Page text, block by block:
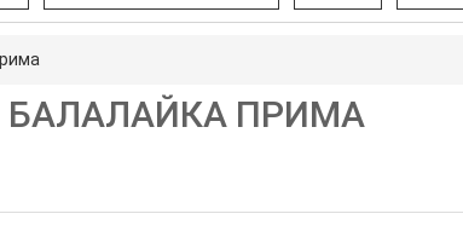
БАЛАЛАЙКА ПРИМА